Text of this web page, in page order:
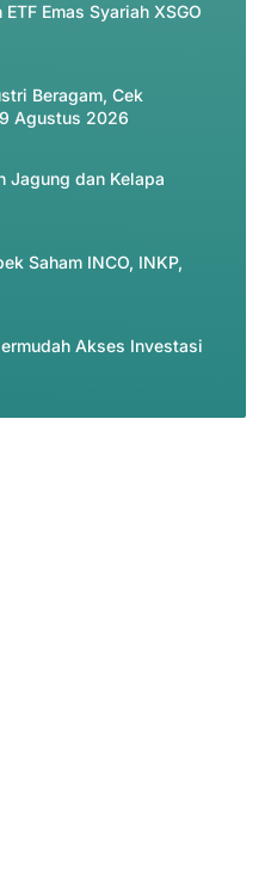
Emas Syariah XSGO
Beragam, Cek
Agustus 2026
Jagung dan Kelapa
Saham INCO, INKP,
Akses Investasi